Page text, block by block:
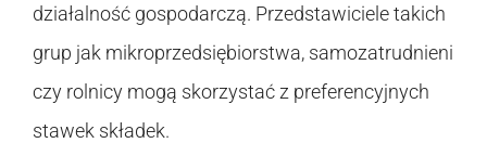
działalność gospodarczą. Przedstawiciele takich
grup jak mikroprzedsiębiorstwa, samozatrudnieni
czy rolnicy mogą skorzystać z preferencyjnych
stawek składek.